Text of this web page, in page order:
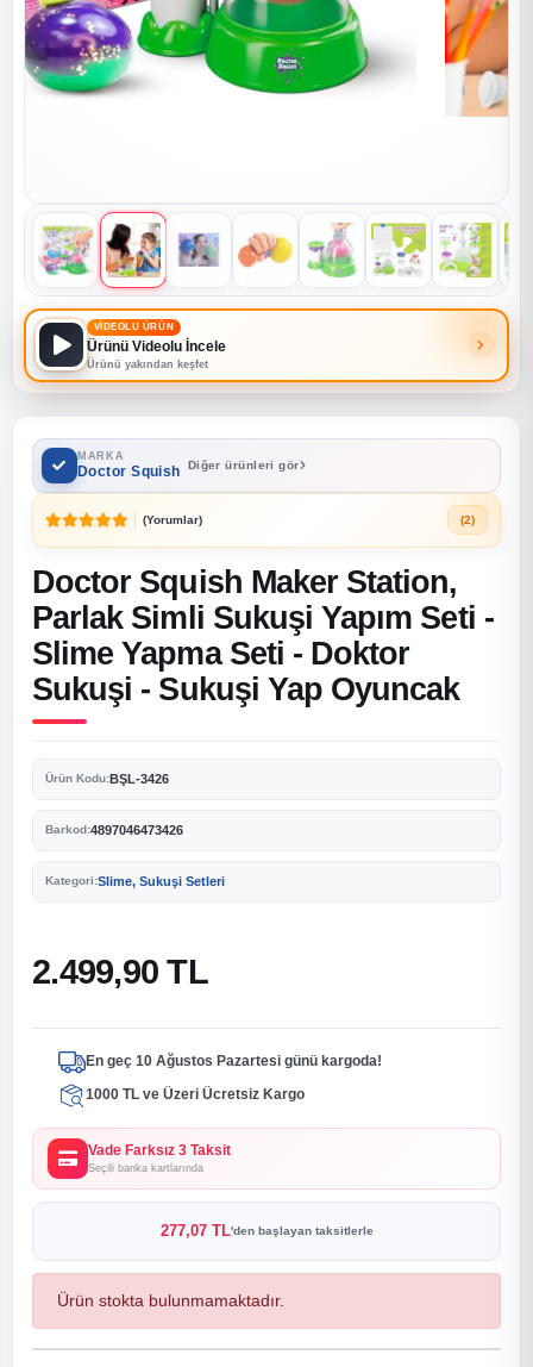
VİDEOLU ÜRÜN
Ürünü Videolu İncele
Ürünü yakından keşfet
MARKA
Doctor Squish Diğer ürünleri gör
(Yorumlar) (2)
Doctor Squish Maker Station,
Parlak Simli Sukuşi Yapım Seti -
Slime Yapma Seti - Doktor
Sukuşi - Sukuşi Yap Oyuncak
Ürün Kodu:BŞL-3426
Barkod:4897046473426
Kategori:Slime, Sukuşi Setleri
2.499,90 TL
En geç 10 Ağustos Pazartesi günü kargoda!
1000 TL ve Üzeri Ücretsiz Kargo
Vade Farksız 3 Taksit
Seçili banka kartlarında
277,07 TL'den başlayan taksitlerle
Ürün stokta bulunmamaktadır.